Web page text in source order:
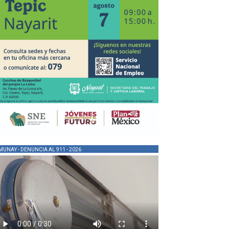
- DENUNCIA AL 911 - 2026